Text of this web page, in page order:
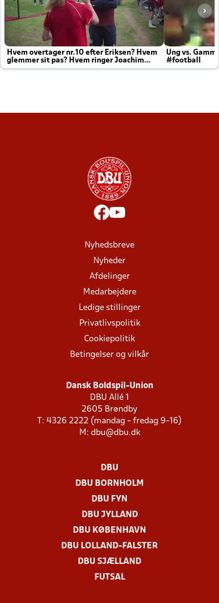
Hvem overtager nr.10 efter Eriksen? Hvem
glemmer sit pas? Hvem ringer Joachim
altid til efter kampe?
Ung vs.
#football
Nyhedsbreve
Nyheder
Afdelinger
Medarbejdere
Ledige stillinger
Privatlivspolitik
Cookiepolitik
Betingelser og vilkår
Dansk Boldspil-Union
DBU Allé 1
2605 Brøndby
T: 4326 2222 (mandag - fredag 9-16)
M: dbu@dbu.dk
DBU
DBU BORNHOLM
DBU FYN
DBU JYLLAND
DBU KØBENHAVN
DBU LOLLAND-FALSTER
DBU SJÆLLAND
FUTSAL